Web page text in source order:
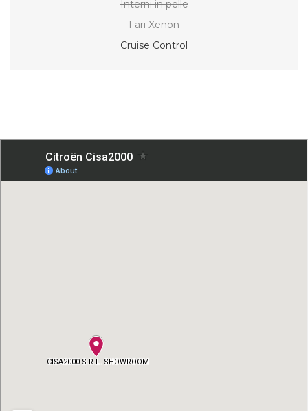
Interni in pelle
Fari Xenon
Cruise Control